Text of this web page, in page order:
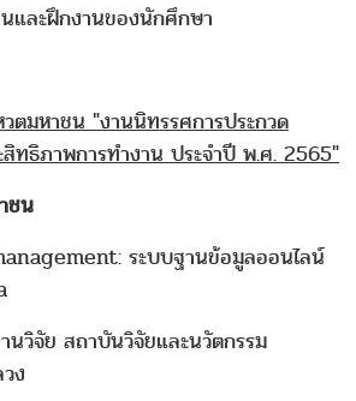
และฝึกงานของนักศึกษา
วตมหาชน "งานนิทรรศการประกวด
สิทธิภาพการทำงาน ประจำปี พ.ศ. 2565"
ชน
ระบบฐานข้อมูลออนไลน์
นวิจัย สถาบันวิจัยและนวัตกรรม
ง